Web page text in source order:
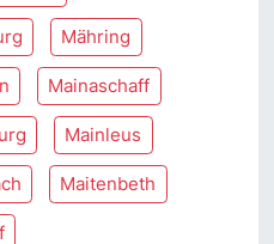
Mähring
Mainaschaff
Mainleus
Maitenbeth